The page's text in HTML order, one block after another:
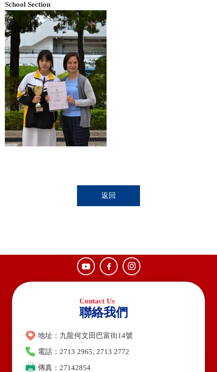
School Section
返回
聯絡我們
地址：九龍何文田巴富街14號
電話：2713 2965, 2713 2772
傳真：27142854